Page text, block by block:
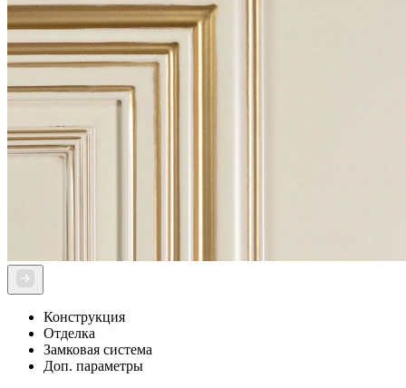
Конструкция
Отделка
Замковая система
Доп. параметры